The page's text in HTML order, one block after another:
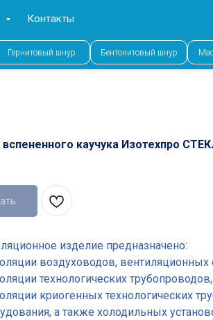
Контакты
Гернитовый шнур Бентонитовый шнур
вспененного каучука Изотехпро
изделие предназначено:
воздуховодов,
технологических
криогенных технологических
а также холодильных